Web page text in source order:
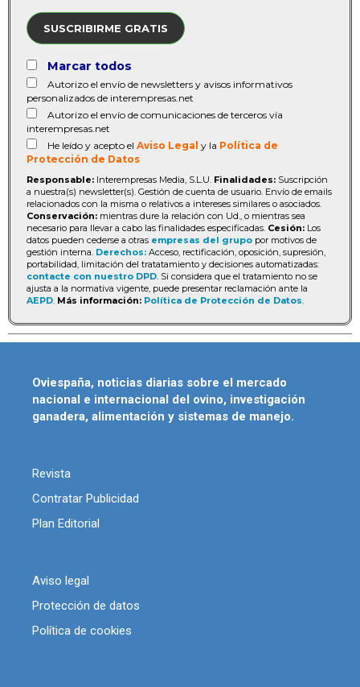
SUSCRIBIRME GRATIS
Marcar todos
Autorizo el envío de newsletters y avisos informativos
personalizados de interempresas.net
Autorizo el envío de comunicaciones de terceros vía
interempresas.net
He leído y acepto el Aviso Legal y la Política de
Protección de Datos
Responsable: Interempresas Media, S.L.U. Finalidades: Suscripción
a nuestra(s) newsletter(s). Gestión de cuenta de usuario. Envío de emails
relacionados con la misma o relativos a intereses similares o asociados.
Conservación: mientras dure la relación con Ud., o mientras sea
necesario para llevar a cabo las finalidades especificadas. Cesión: Los
datos pueden cederse a otras empresas del grupo por motivos de
gestión interna. Derechos: Acceso, rectificación, oposición, supresión,
portabilidad, limitación del tratatamiento y decisiones automatizadas:
contacte con nuestro DPD . Si considera que el tratamiento no se
ajusta a la normativa vigente, puede presentar reclamación ante la
AEPD Más información: Política de Protección de Datos
Oviespaña, noticias diarias sobre el mercado
nacional e internacional del ovino, investigación
ganadera, alimentación y sistemas de manejo.
Revista
Contratar Publicidad
Plan Editorial
Aviso legal
Protección de datos
Política de cookies